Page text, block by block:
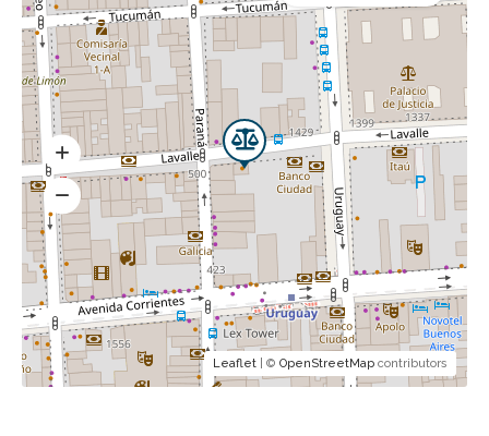
Leaflet | © OpenStreetMap contributors